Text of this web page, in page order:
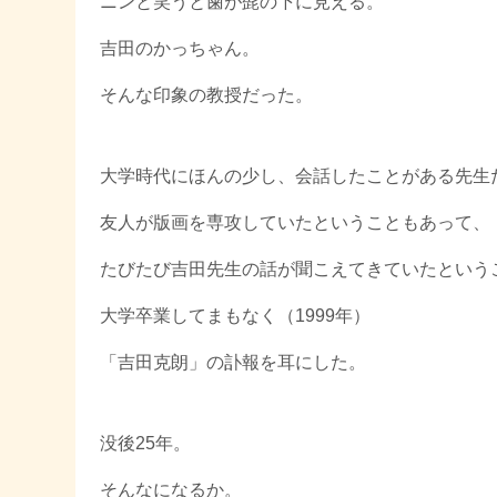
吉田のかっちゃん。
そんな印象の教授だった。
大学時代にほんの少し、会話したことがある先生
友人が版画を専攻していたということもあって、
たびたび吉田先生の話が聞こえてきていたという
大学卒業してまもなく（1999年）
「吉田克朗」の訃報を耳にした。
没後25年。
そんなになるか。